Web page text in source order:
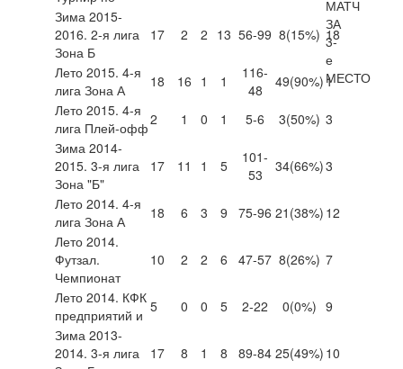
Зима 2015-
2016. 2-я лига
Зона Б
17 2 2 13 56-99 8(15%) 18
Лето 2015. 4-я
лига Зона А
18 16 1 1
116-
48
49(90%) 1
Лето 2015. 4-я
лига Плей-офф2 1 0 1 5-6 3(50%) 3
Зима 2014-
2015. 3-я лига
Зона "Б"
17 11 1 5
101-
53
34(66%)3
Лето 2014. 4-я
лига Зона А
18 6 3 9 75-96 21 (38%) 12
Лето 2014.
Футзал.
Чемпионат
10 2 2 6 47-57 8(26%) 7
Лето 2014. КФК
предприятий и 5 0 0 5 2-22 0(0%) 9
Зима 2013-
2014. 3-я лига
17 8 1 8 89-84 25(49%) 10